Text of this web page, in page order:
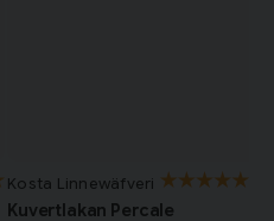
Kosta Linnewäfveri
Kuvertlakan Percale